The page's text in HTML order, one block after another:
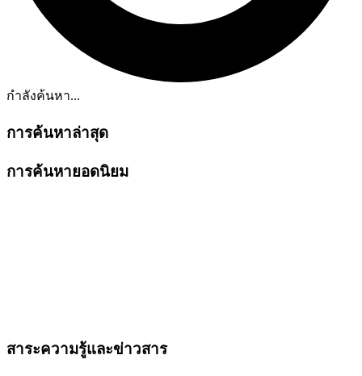
กำลังค้นหา...
การค้นหาล่าสุด
การค้นหายอดนิยม
สาระความรู้และข่าวสาร